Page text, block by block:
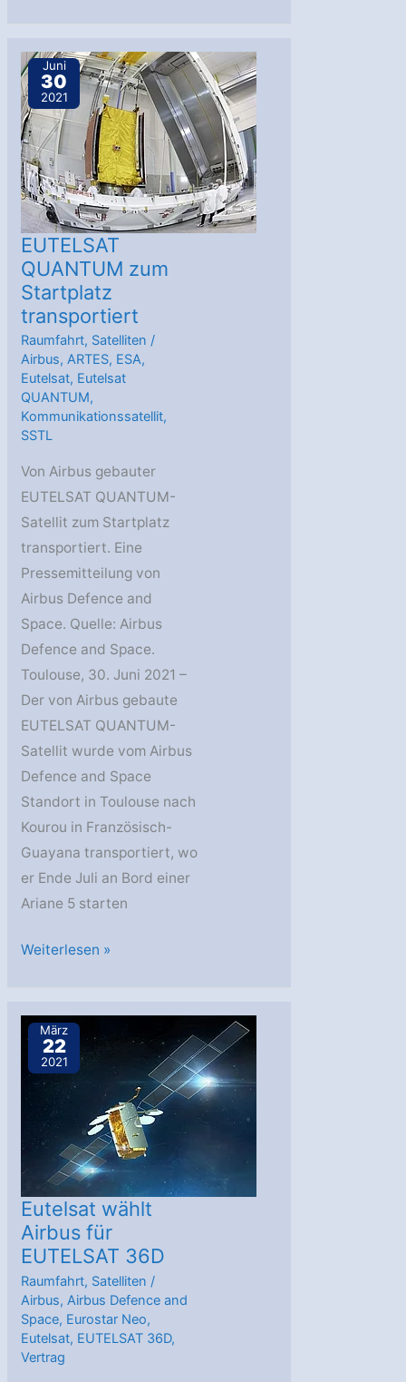
Star
One
D2
in
GTO
gebracht
Juni
30
2021
EUTELSAT
QUANTUM zum
Startplatz
transportiert
Raumfahrt, Satelliten /
Airbus,ARTES, ESA,
Eutelsat, Eutelsat
QUANTUM,
Kommunikationssatellit,
SSTL
Von Airbus gebauter
EUTELSAT QUANTUM-
Satellit zum Startplatz
transportiert. Eine
Pressemitteilung von
Airbus Defence and
Space. Quelle: Airbus
Defence and Space.
Toulouse, 30. Juni 2021 –
Der von Airbus gebaute
EUTELSAT QUANTUM-
Satellit wurde vom Airbus
Defence and Space
Standort in Toulouse nach
Kourou in Französisch-
Guayana transportiert, wo
er Ende Juli an Bord einer
Ariane 5 starten
EUTELSAT
Startplatz
transportiert
Weiterlesen »
März
22
2021
Eutelsat wählt
Airbus für
EUTELSAT 36D
Raumfahrt, Satelliten /
Airbus, Airbus Defence and
Space, Eurostar Neo,
Eutelsat, EUTELSAT 36D,
Vertrag